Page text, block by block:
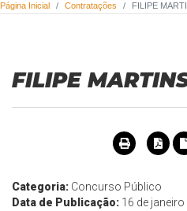
Página Inicial Contratações FILIPE
FILIPE
Categoria: Concurso Público
Data de Publicação: 16 de janeiro